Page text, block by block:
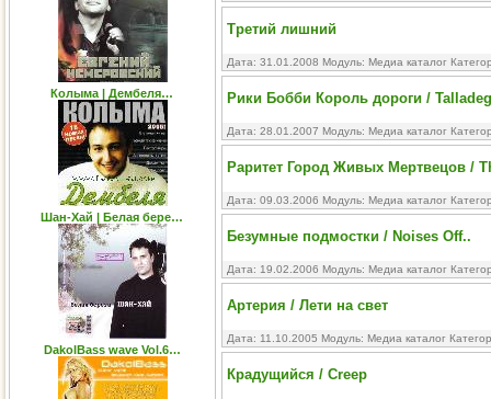
Колыма | Дембеля…
Шан-Хай | Белая бере…
DakolBass wave Vol.6…
Третий лишний
Дата: 31.01.2008 Модуль: Медиа каталог
Рики Бобби Король дороги /
Дата: 28.01.2007 Модуль: Медиа каталог
Раритет Город Живых Мертвецов /
Дата: 09.03.2006 Модуль: Медиа каталог
Безумные подмостки / Noises Off..
Дата: 19.02.2006 Модуль: Медиа каталог
Артерия / Лети на свет
Дата: 11.10.2005 Модуль: Медиа каталог
Крадущийся / Creep